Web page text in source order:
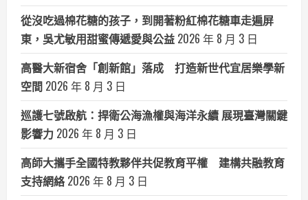
從沒吃過棉花糖的孩子，到開著粉紅棉花糖車走遍屏
東，吳尤敏用甜蜜傳遞愛與公益 2026 年 8 月 3 日
高醫大新宿舍「創新館」落成 打造新世代宜居樂學新
空間 2026 年 8 月 3 日
巡護七號啟航：捍衛公海漁權與海洋永續 展現臺灣關鍵
影響力 2026 年 8 月 3 日
高師大攜手全國特教夥伴共促教育平權 建構共融教育
支持網絡 2026 年 8 月 3 日